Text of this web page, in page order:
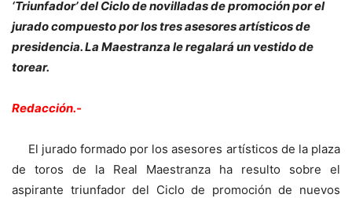
‘Triunfador’ del Ciclo de novilladas de promoción por el
jurado compuesto por los tres asesores artísticos de
presidencia. La Maestranza le regalará un vestido de
torear.
Redacción.-
El jurado formado por los asesores artísticos de la plaza
de toros de la Real Maestranza ha resulto sobre el
aspirante triunfador del Ciclo de promoción de nuevos